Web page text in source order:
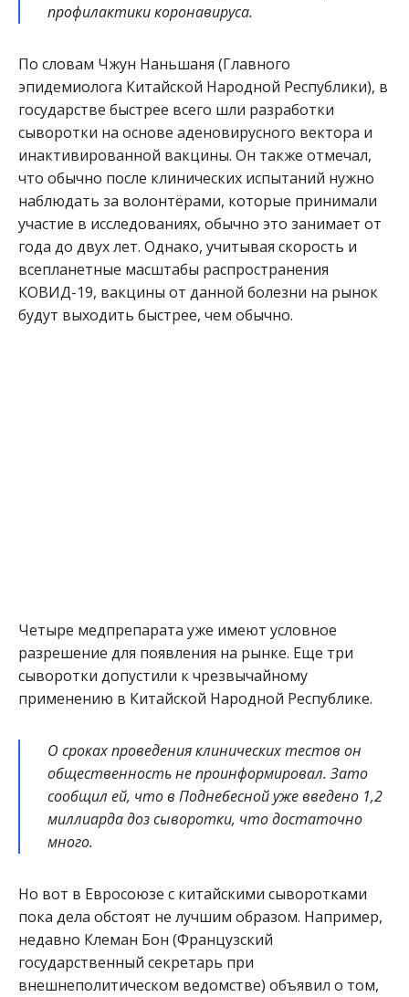
профилактики коронавируса.
По словам Чжун Наньшаня (Главного
эпидемиолога Китайской Народной Республики), в
государстве быстрее всего шли разработки
сыворотки на основе аденовирусного вектора и
инактивированной вакцины. Он также отмечал,
что обычно после клинических испытаний нужно
наблюдать за волонтёрами, которые принимали
участие в исследованиях, обычно это занимает от
года до двух лет. Однако, учитывая скорость и
всепланетные масштабы распространения
КОВИД-19, вакцины от данной болезни на рынок
будут выходить быстрее, чем обычно.
Четыре медпрепарата уже имеют условное
разрешение для появления на рынке. Еще три
сыворотки допустили к чрезвычайному
применению в Китайской Народной Республике.
О сроках проведения клинических тестов он
общественность не проинформировал. Зато
сообщил ей, что в Поднебесной уже введено 1,2
миллиарда доз сыворотки, что достаточно
много.
Но вот в Евросоюзе с китайскими сыворотками
пока дела обстоят не лучшим образом. Например,
недавно Клеман Бон (Французский
государственный секретарь при
внешнеполитическом ведомстве) объявил о том,